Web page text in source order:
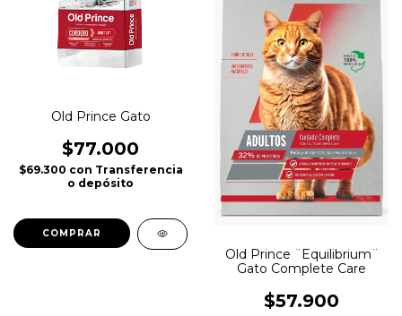
Old Prince Gato
$77.000
$69.300 con Transferencia
o depósito
COMPRAR
Old Prince ¨Equilibrium¨
Gato Complete Care
$57.900